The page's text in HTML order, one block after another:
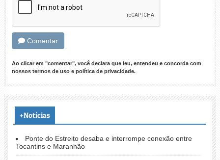
Comentar
Ao clicar em "comentar", você declara que leu, entendeu e concorda com
nossos termos de usoe política de privacidade.
+Notícias
Ponte do Estreito desaba e interrompe conexão entre
Tocantins e Maranhão